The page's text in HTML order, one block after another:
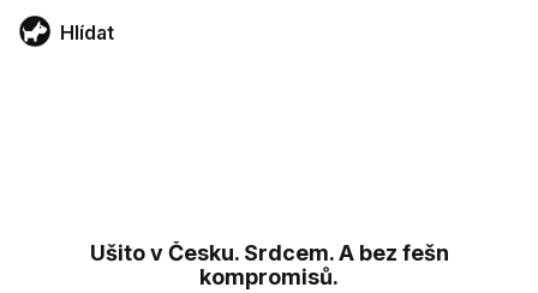
Hlídat
Ušito v Česku. Srdcem. A bez fešn
kompromisů.